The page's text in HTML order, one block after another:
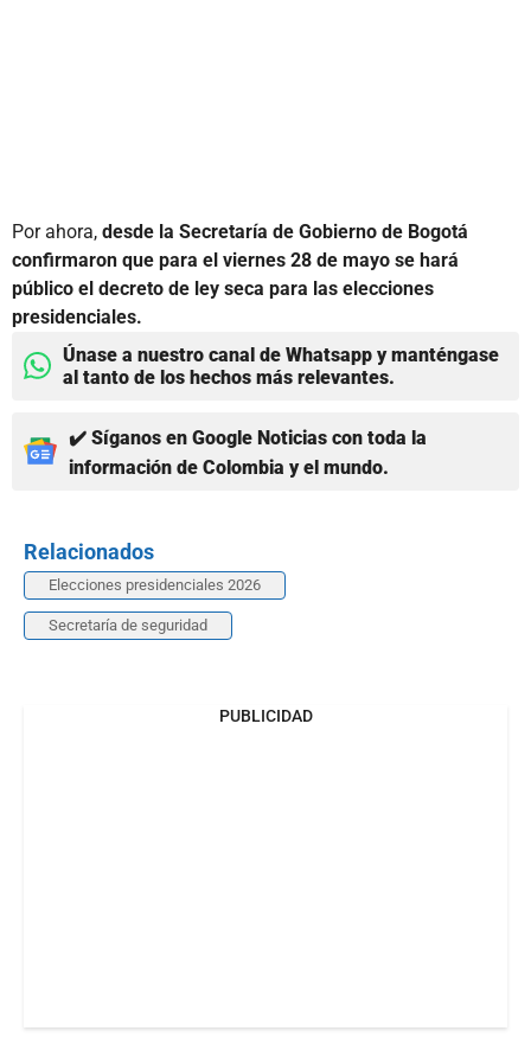
Por ahora, desde la Secretaría de Gobierno de Bogotá
confirmaron que para el viernes 28 de mayo se hará
público el decreto de ley seca para las elecciones
presidenciales.
Únase a nuestro canal de Whatsapp y manténgase
al tanto de los hechos más relevantes.
✔️ Síganos en Google Noticias con toda la
información de Colombia y el mundo.
Relacionados
Elecciones presidenciales 2026
Secretaría de seguridad
PUBLICIDAD